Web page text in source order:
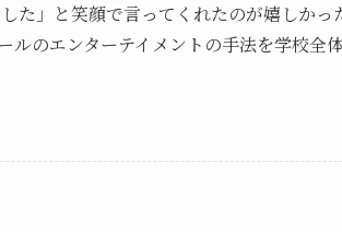
た」と笑顔で言ってくれたのが嬉しかっ
ルのエンターテイメントの手法を学校全